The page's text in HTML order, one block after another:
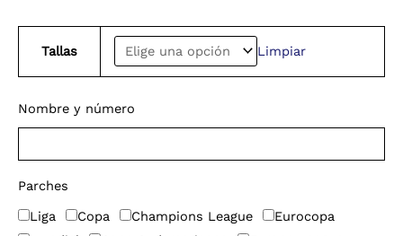
Tallas Limpiar
Nombre y número
Parches
Liga
Copa Champions League
Eurocopa